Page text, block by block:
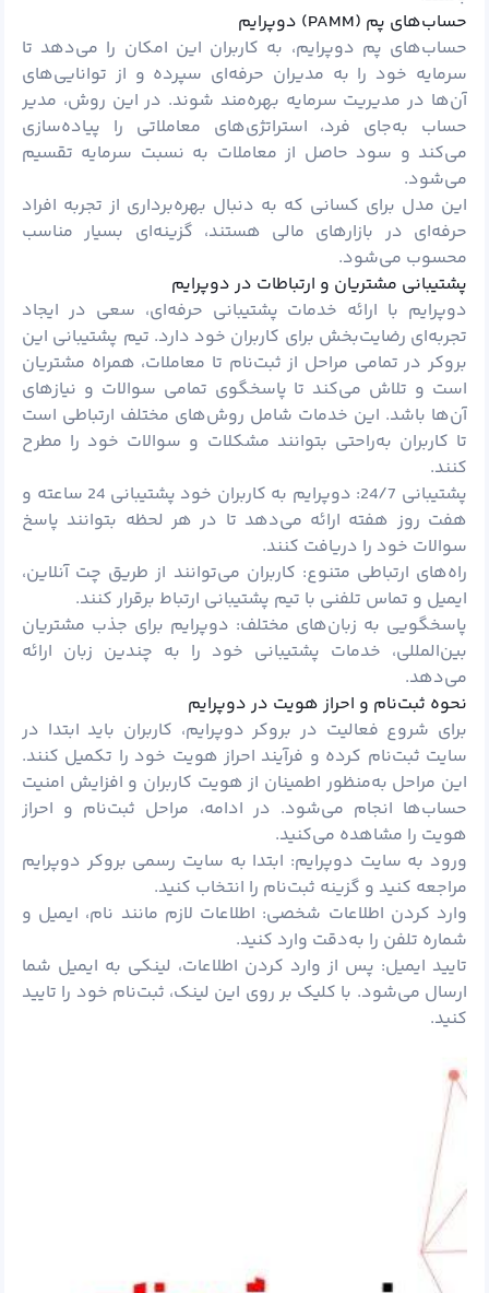
حساب‌های پم (PAMM) دوپرایم
حساب‌های پم دوپرایم، به کاربران این امکان را می‌دهد تا
سرمایه خود را به مدیران حرفه‌ای سپرده و از توانایی‌های
آن‌ها در مدیریت سرمایه بهره‌مند شوند. در این روش، مدیر
حساب به‌جای فرد، استراتژی‌های معاملاتی را پیاده‌سازی
می‌کند و سود حاصل از معاملات به نسبت سرمایه تقسیم
می‌شود.
این مدل برای کسانی که به دنبال بهره‌برداری از تجربه افراد
حرفه‌ای در بازارهای مالی هستند، گزینه‌ای بسیار مناسب
محسوب می‌شود.
پشتیبانی مشتریان و ارتباطات در دوپرایم
دوپرایم با ارائه خدمات پشتیبانی حرفه‌ای، سعی در ایجاد
تجربه‌ای رضایت‌بخش برای کاربران خود دارد. تیم پشتیبانی این
بروکر در تمامی مراحل از ثبت‌نام تا معاملات، همراه مشتریان
است و تلاش می‌کند تا پاسخگوی تمامی سوالات و نیازهای
آن‌ها باشد. این خدمات شامل روش‌های مختلف ارتباطی است
تا کاربران به‌راحتی بتوانند مشکلات و سوالات خود را مطرح
کنند.
پشتیبانی 24/7: دوپرایم به کاربران خود پشتیبانی 24 ساعته و
هفت روز هفته ارائه می‌دهد تا در هر لحظه بتوانند پاسخ
سوالات خود را دریافت کنند.
راه‌های ارتباطی متنوع: کاربران می‌توانند از طریق چت آنلاین،
ایمیل و تماس تلفنی با تیم پشتیبانی ارتباط برقرار کنند.
پاسخگویی به زبان‌های مختلف: دوپرایم برای جذب مشتریان
بین‌المللی، خدمات پشتیبانی خود را به چندین زبان ارائه
می‌دهد.
نحوه ثبت‌نام و احراز هویت در دوپرایم
برای شروع فعالیت در بروکر دوپرایم، کاربران باید ابتدا در
سایت ثبت‌نام کرده و فرآیند احراز هویت خود را تکمیل کنند.
این مراحل به‌منظور اطمینان از هویت کاربران و افزایش امنیت
حساب‌ها انجام می‌شود. در ادامه، مراحل ثبت‌نام و احراز
هویت را مشاهده می‌کنید.
ورود به سایت دوپرایم: ابتدا به سایت رسمی بروکر دوپرایم
مراجعه کنید و گزینه ثبت‌نام را انتخاب کنید.
وارد کردن اطلاعات شخصی: اطلاعات لازم مانند نام، ایمیل و
شماره تلفن را به‌دقت وارد کنید.
تایید ایمیل: پس از وارد کردن اطلاعات، لینکی به ایمیل شما
ارسال می‌شود. با کلیک بر روی این لینک، ثبت‌نام خود را تایید
کنید.